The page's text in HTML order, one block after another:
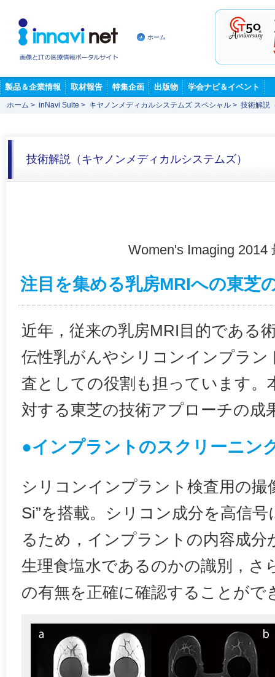
ホーム
製品＆企業情報 取材報告 特集企画 出版物 学会ナビ＆イベント
ホーム > inNavi Suite > キヤノンメディカルシステムズ スペシャル > 技術解説
技術解説（キヤノンメディカルシステムズ）
Women's Imaging 2014
注目を集める乳房MRIへの東芝
近年，従来の乳房MRI目的である
伝性乳がんやシリコンインプラ
査としての役割も担っています。
対する東芝の技術アプローチの成
●インプラントのスクリーニン
シリコンインプラント検査用の撮
Si”を搭載。シリコン成分を高信
るため，インプラントの内容成
生理食塩水であるのかの識別，さ
の有無を正確に確認することがで